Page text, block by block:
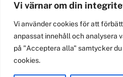
Vi värnar om din
Vi använder cookies för att
anpassat innehåll och analysera
på "Acceptera alla" samtycker
cookies.